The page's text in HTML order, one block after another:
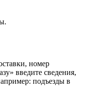
номер
введите сведения,
подъезды в